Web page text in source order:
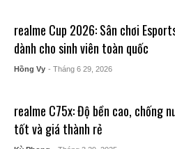
realme Cup 2026: Sân chơi
dành cho sinh viên toàn quốc
Hồng Vy - Tháng 6 29, 2026
realme C75x: Độ bền cao, chống
tốt và giá thành rẻ